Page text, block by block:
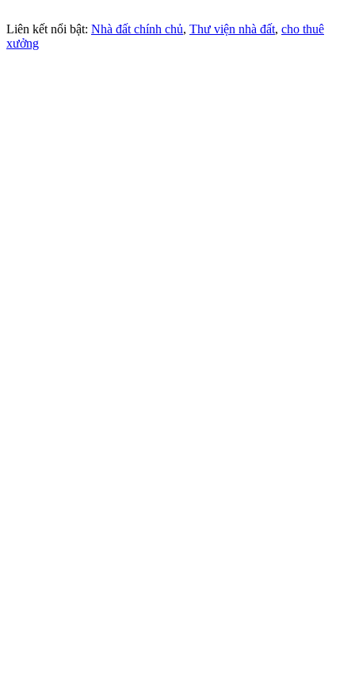
Liên kết nổi bật: Nhà đất chính chủ, Thư viện nhà đất, cho thuê
xưởng